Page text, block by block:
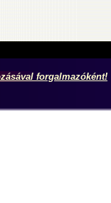
forgalmazóként!